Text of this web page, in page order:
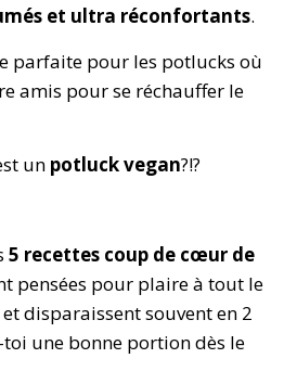
et ultra réconfortants.
parfaite pour les potlucks où
amis pour se réchauffer le
un potluck vegan?!?
5 recettes coup de cœur de
pensées pour plaire à tout le
disparaissent souvent en 2
toi une bonne portion dès le